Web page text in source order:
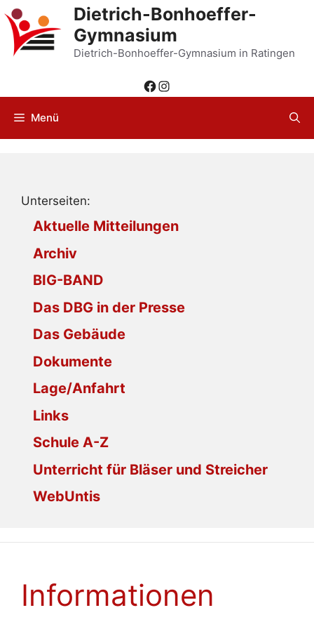
Zum
Inhalt
springen
Dietrich-Bonhoeffer-
Gymnasium
Dietrich-Bonhoeffer-Gymnasium in Ratingen
Facebook
Instagram
Menü
Informationen
Unterseiten:
Aktuelle Mitteilungen
Archiv
BIG-BAND
Das DBG in der Presse
Das Gebäude
Dokumente
Lage/Anfahrt
Links
Schule A-Z
Unterricht für Bläser und Streicher
WebUntis